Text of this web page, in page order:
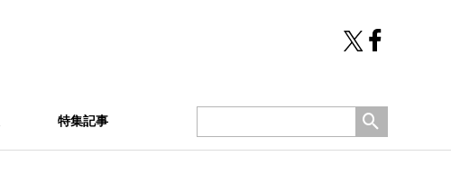
特集記事